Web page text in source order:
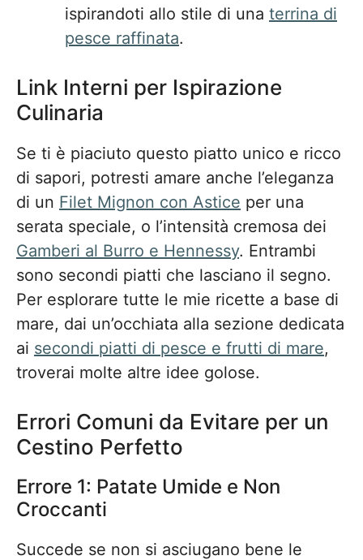
ispirandoti allo stile di una terrina di
pesce raffinata.
Link Interni per Ispirazione
Culinaria
Se ti è piaciuto questo piatto unico e ricco
di sapori, potresti amare anche l’eleganza
di un Filet Mignon con Astice per una
serata speciale, o l’intensità cremosa dei
Gamberi al Burro e Hennessy. Entrambi
sono secondi piatti che lasciano il segno.
Per esplorare tutte le mie ricette a base di
mare, dai un’occhiata alla sezione dedicata
ai secondi piatti di pesce e frutti di mare,
troverai molte altre idee golose.
Errori Comuni da Evitare per un
Cestino Perfetto
Errore 1: Patate Umide e Non
Croccanti
Succede se non si asciugano bene le